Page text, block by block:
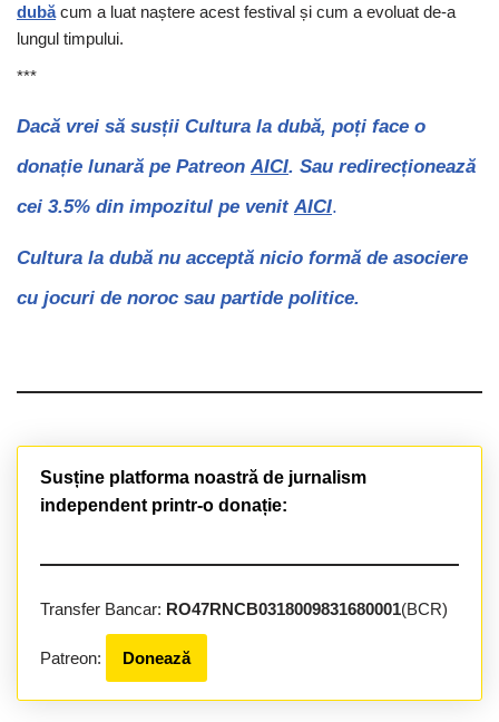
dubăcum a luat naștere acest festival și cum a evoluat de-a
lungul timpului.
***
Dacă vrei să susții Cultura la dubă, poți face o
donație lunară pe Patreon AICI. Sau redirecționează
cei 3.5% din impozitul pe venit AICI.
Cultura la dubă nu acceptă nicio formă de asociere
cu jocuri de noroc sau partide politice.
Susține platforma noastră de jurnalism
independent printr-o donație:
Transfer Bancar: RO47RNCB0318009831680001(BCR)
Patreon: Donează